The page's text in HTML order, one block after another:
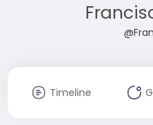
Timeline